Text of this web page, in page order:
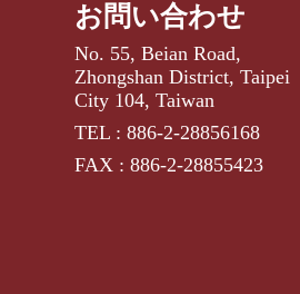
お問い合わせ
No. 55, Beian Road,
Zhongshan District, Taipei
City 104, Taiwan
TEL : 886-2-28856168
FAX : 886-2-28855423